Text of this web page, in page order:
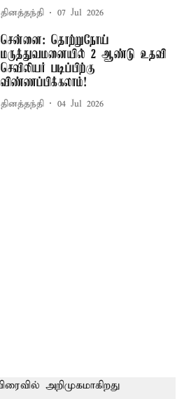
தினத்தந்தி 07 Jul 2026
சென்னை: தொற்றுநோய்
மருத்துவமனையில் 2 ஆண்டு உதவி
செவிலியர் படிப்பிற்கு
விண்ணப்பிக்கலாம்!
தினத்தந்தி 04 Jul 2026